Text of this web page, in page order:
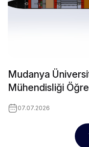
Mudanya
Mühendisliği
TEKNOFEST
07.07.2026